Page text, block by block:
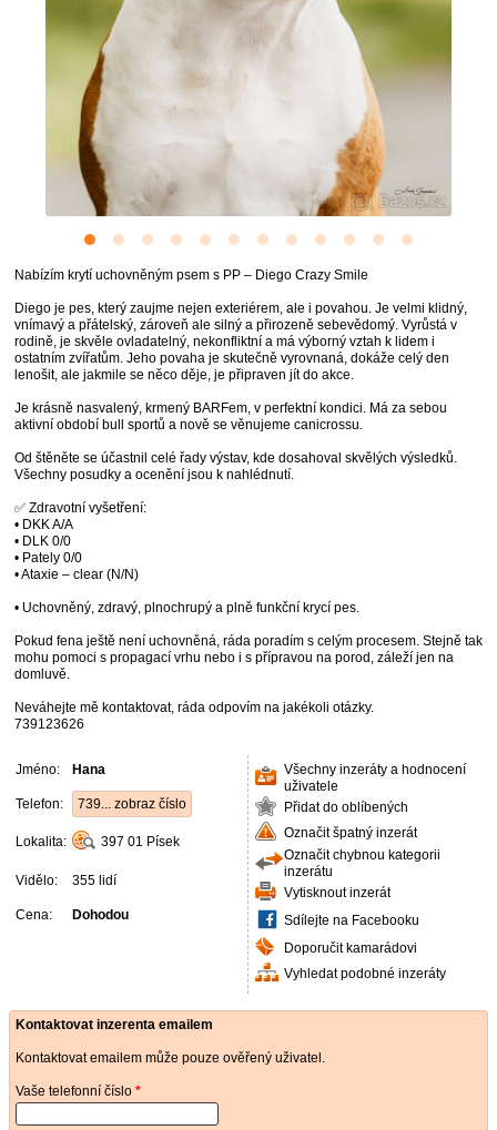
Nabízím krytí uchovněným psem s PP – Diego Crazy Smile
Diego je pes, který zaujme nejen exteriérem, ale i povahou. Je velmi klidný,
vnímavý a přátelský, zároveň ale silný a přirozeně sebevědomý. Vyrůstá v
rodině, je skvěle ovladatelný, nekonfliktní a má výborný vztah k lidem i
ostatním zvířatům. Jeho povaha je skutečně vyrovnaná, dokáže celý den
lenošit, ale jakmile se něco děje, je připraven jít do akce.
Je krásně nasvalený, krmený BARFem, v perfektní kondici. Má za sebou
aktivní období bull sportů a nově se věnujeme canicrossu.
Od štěněte se účastnil celé řady výstav, kde dosahoval skvělých výsledků.
Všechny posudky a ocenění jsou k nahlédnutí.
✅ Zdravotní vyšetření:
• DKK A/A
• DLK 0/0
• Pately 0/0
• Ataxie – clear (N/N)
• Uchovněný, zdravý, plnochrupý a plně funkční krycí pes.
Pokud fena ještě není uchovněná, ráda poradím s celým procesem. Stejně tak
mohu pomoci s propagací vrhu nebo i s přípravou na porod, záleží jen na
domluvě.
Neváhejte mě kontaktovat, ráda odpovím na jakékoli otázky.
739123626
Jméno: Hana
Telefon: 739... zobraz číslo
Lokalita: 397 01 Písek
Vidělo: 355 lidí
Cena: Dohodou
Všechny inzeráty a hodnocení
uživatele
Přidat do oblíbených
Označit špatný inzerát
Označit chybnou kategorii
inzerátu
Vytisknout inzerát
Sdílejte na Facebooku
Doporučit kamarádovi
Vyhledat podobné inzeráty
Kontaktovat inzerenta emailem
Kontaktovat emailem může pouze ověřený uživatel.
Vaše telefonní číslo *